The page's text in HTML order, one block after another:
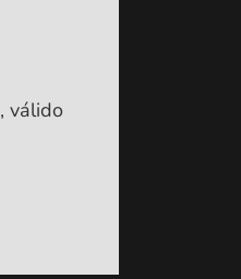
, válido